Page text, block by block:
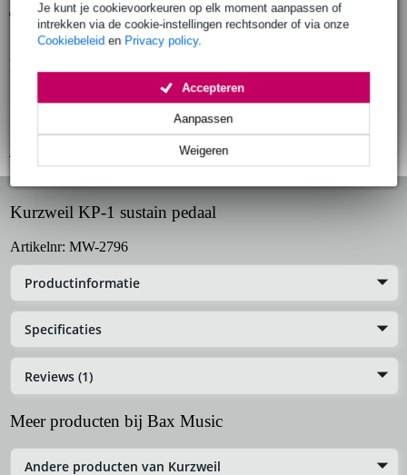
Je kunt je cookievoorkeuren op elk moment aanpassen of
intrekken via de cookie-instellingen rechtsonder of via onze
Cookiebeleid en Privacy policy.
Weigeren
Aanpassen
Accepteren
Gratis ophalen in de winkel
Productinformatie
enkele 6.3 mm, stereo (TRS) connector
geschikt voor Kurzweil, Korg, Casio, Ensoniq en Fatar keyboards
Bekijk alle productspecificaties
Kurzweil KP-1 sustain pedaal
Artikelnr: MW-2796
Productinformatie
Specificaties
Reviews (1)
Meer producten bij Bax Music
Andere producten van Kurzweil